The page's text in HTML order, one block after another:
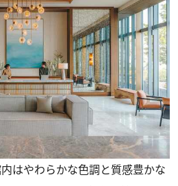
はやわらかな色調と質感豊かな